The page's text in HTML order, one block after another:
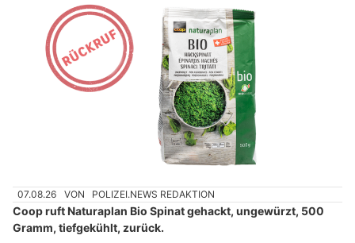
07.08.26 VON POLIZEI.NEWS REDAKTION
Coop ruft Naturaplan Bio Spinat gehackt, ungewürzt, 500
Gramm, tiefgekühlt, zurück.